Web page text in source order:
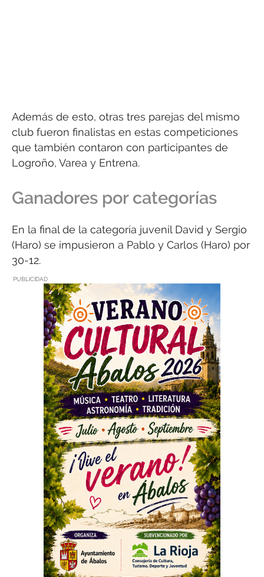
Además de esto, otras tres parejas del mismo
club fueron finalistas en estas competiciones
que también contaron con participantes de
Logroño, Varea y Entrena.
Ganadores por categorías
En la final de la categoría juvenil David y Sergio
(Haro) se impusieron a Pablo y Carlos (Haro) por
30-12.
PUBLICIDAD